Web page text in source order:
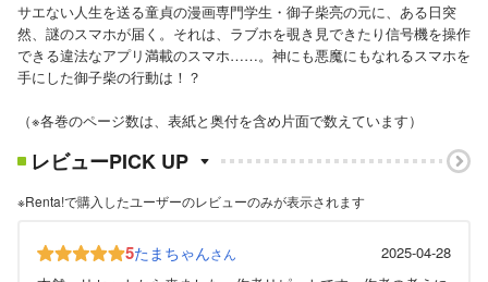
サエない人生を送る童貞の漫画専門学生・御子柴亮の元に、ある日突
然、謎のスマホが届く。それは、ラブホを覗き見できたり信号機を操作
できる違法なアプリ満載のスマホ……。神にも悪魔にもなれるスマホを
手にした御子柴の行動は！？
（※各巻のページ数は、表紙と奥付を含め片面で数えています）
レビューPICK UP
※Renta!で購入したユーザーのレビューのみが表示されます
5たまちゃんさん
2025-04-28